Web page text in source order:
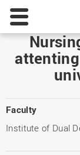
Faculty
Institute of Dual